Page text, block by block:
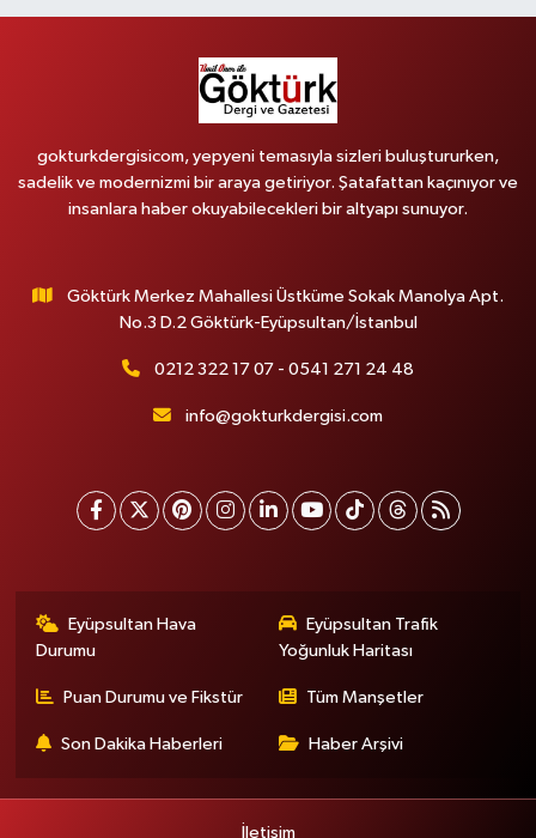
gokturkdergisicom, yepyeni temasıyla sizleri buluştururken,
sadelik ve modernizmi bir araya getiriyor. Şatafattan kaçınıyor ve
insanlara haber okuyabilecekleri bir altyapı sunuyor.
Göktürk Merkez Mahallesi Üstküme Sokak Manolya Apt.
No.3 D.2 Göktürk-Eyüpsultan/İstanbul
0212 322 17 07 - 0541 271 24 48
info@gokturkdergisi.com
Eyüpsultan Hava
Durumu
Eyüpsultan Trafik
Yoğunluk Haritası
Puan Durumu ve Fikstür Tüm Manşetler
Son Dakika Haberleri Haber Arşivi
İletişim